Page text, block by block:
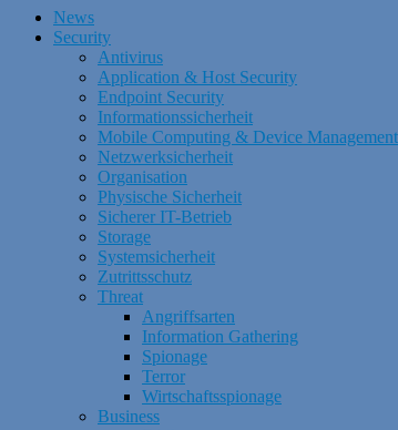
News
Security
Antivirus
Application & Host Security
Endpoint Security
Informationssicherheit
Mobile Computing & Device Management
Netzwerksicherheit
Organisation
Physische Sicherheit
Sicherer IT-Betrieb
Storage
Systemsicherheit
Zutrittsschutz
Threat
Angriffsarten
Information Gathering
Spionage
Terror
Wirtschaftsspionage
Business